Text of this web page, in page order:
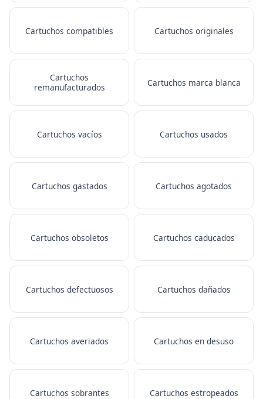
Cartuchos compatibles Cartuchos originales
Cartuchos
remanufacturados
Cartuchos marca blanca
Cartuchos vacíos Cartuchos usados
Cartuchos gastados Cartuchos agotados
Cartuchos obsoletos Cartuchos caducados
Cartuchos defectuosos Cartuchos dañados
Cartuchos averiados Cartuchos en desuso
Cartuchos sobrantes Cartuchos estropeados